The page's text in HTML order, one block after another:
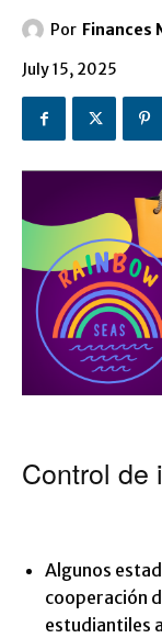
Por Finances
July 15, 2025
Control de
Algunos
cooperación
estudiantiles